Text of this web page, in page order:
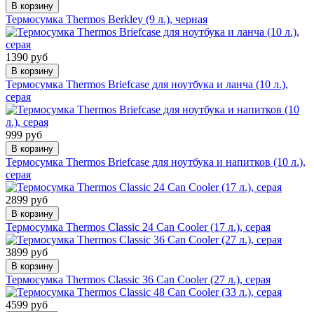
В корзину
Термосумка Thermos Berkley (9 л.), черная
1390 руб
В корзину
Термосумка Thermos Briefcase для ноутбука и ланча (10 л.),
серая
999 руб
В корзину
Термосумка Thermos Briefcase для ноутбука и напитков (10 л.),
серая
2899 руб
В корзину
Термосумка Thermos Classic 24 Can Cooler (17 л.), серая
3899 руб
В корзину
Термосумка Thermos Classic 36 Can Cooler (27 л.), серая
4599 руб